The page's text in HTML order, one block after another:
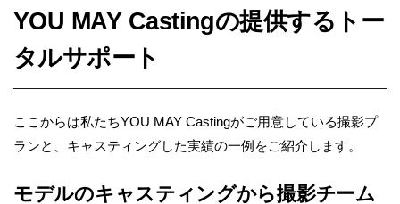
YOU MAY Castingの提供するトー
タルサポート
ここからは私たちYOU MAY Castingがご用意している撮影プ
ランと、キャスティングした実績の一例をご紹介します。
モデルのキャスティングから撮影チーム